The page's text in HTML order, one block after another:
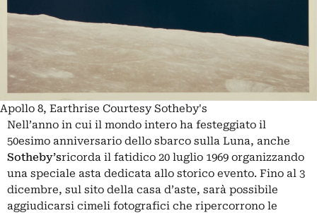
Apollo 8, Earthrise Courtesy Sotheby's
Nell’anno in cui il mondo intero ha festeggiato il
50esimo anniversario dello sbarco sulla Luna, anche
Sotheby’sricorda il fatidico 20 luglio 1969 organizzando
una speciale asta dedicata allo storico evento. Fino al 3
dicembre, sul sito della casa d’aste, sarà possibile
aggiudicarsi cimeli fotografici che ripercorrono le